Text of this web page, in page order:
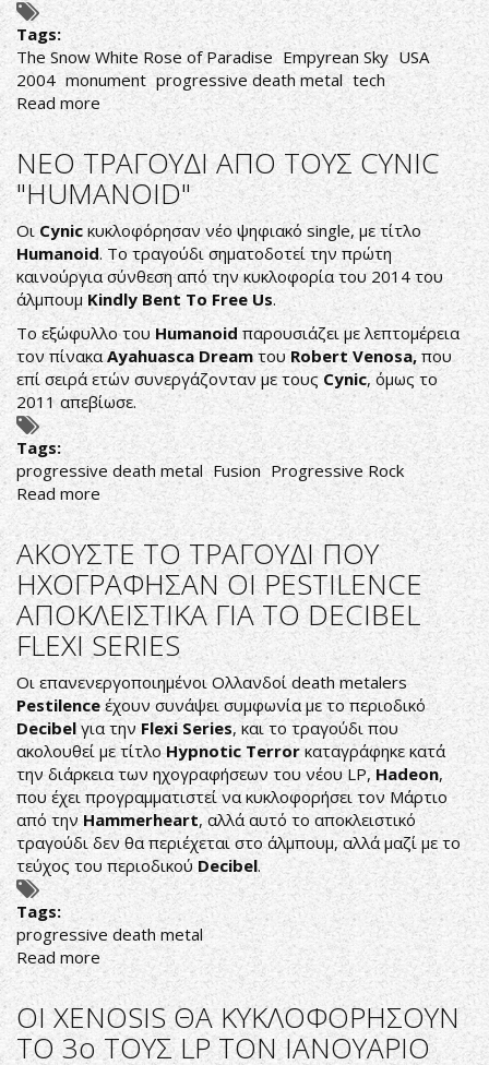
Tags:
The Snow White Rose of Paradise Empyrean Sky USA
2004 monument progressive death metal tech
Read moreabout
Empyrean
Sky-
The
Snow
White
Rose
of
Paradise
NEO ΤΡΑΓΟΥΔΙ ΑΠΟ ΤΟΥΣ CYNIC
"HUMANOID"
ΟιCynic κυκλοφόρησαν νέο ψηφιακό single, με τίτλο
Humanoid. Το τραγούδι σηματοδοτεί την πρώτη
καινούργια σύνθεση από την κυκλοφορία του 2014 του
άλμπουμKindly Bent To Free Us.
Το εξώφυλλο τουHumanoidπαρουσιάζει με λεπτομέρεια
τον πίνακαAyahuasca DreamτουRobert Venosa, που
επί σειρά ετών συνεργάζονταν με τους Cynic, όμως το
2011 απεβίωσε.
Tags:
progressive death metal Fusion Progressive Rock
Read more about
NEO
ΤΡΑΓΟΥΔΙ
ΑΠΟ
ΤΟΥΣ
CYNIC
"HUMANOID"
ΑΚΟΥΣΤΕ ΤΟ ΤΡΑΓΟΥΔΙ ΠΟΥ
ΗΧΟΓΡΑΦΗΣΑΝ ΟΙ PESTILENCE
ΑΠΟΚΛΕΙΣΤΙΚΑ ΓΙΑ ΤΟ DECIBEL
FLEXI SERIES
Οι επανενεργοποιημένοι Ολλανδοί death metalers
Pestilenceέχουν συνάψει συμφωνία με το περιοδικό
Decibelγια την FlexiSeries, και το τραγούδι που
ακολουθεί με τίτλοHypnotic Terrorκαταγράφηκε κατά
την διάρκεια των ηχογραφήσεων του νέου LP, Hadeon,
που έχει προγραμματιστεί να κυκλοφορήσει τον Μάρτιο
από τηνHammerheart, αλλά αυτό το αποκλειστικό
τραγούδι δεν θα περιέχεται στο άλμπουμ, αλλά μαζί με το
τεύχος του περιοδικού Decibel.
Tags:
progressive death metal
Read more about
ΑΚΟΥΣΤΕ
ΤΟ
ΤΡΑΓΟΥΔΙ
ΠΟΥ
OI XENOSIS ΘΑ ΚΥΚΛΟΦΟΡΗΣΟΥΝ
ΤΟ 3ο ΤΟΥΣ LP ΤΟΝ ΙΑΝΟΥΑΡΙΟ